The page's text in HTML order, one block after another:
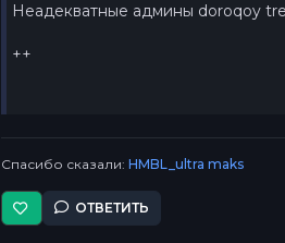
Неадекватные админы doroqoy
++
Спасибо сказали:HMBL_ultra maks
ОТВЕТИТЬ